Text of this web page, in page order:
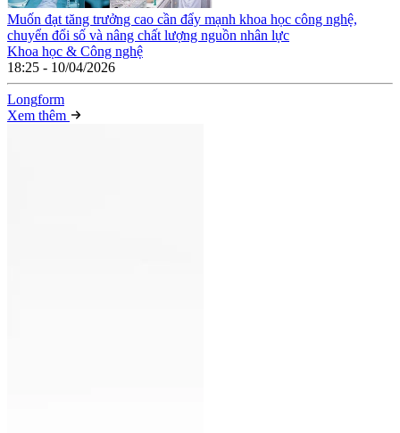
Muốn đạt tăng trưởng cao cần đẩy mạnh khoa học công nghệ,
chuyển đổi số và nâng chất lượng nguồn nhân lực
Khoa học & Công nghệ
18:25 - 10/04/2026
Longform
Xem thêm